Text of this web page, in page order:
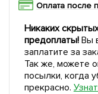
Оплата после
Никаких
предоплаты!Вы
заплатите за
Так же, можете
посылки, когда
прекрасно.